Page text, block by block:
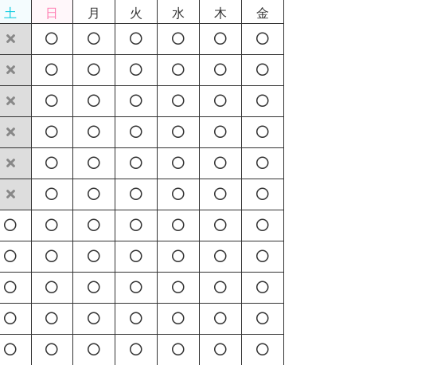
土
日
月
火
水
木
金